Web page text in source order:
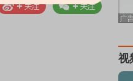
视